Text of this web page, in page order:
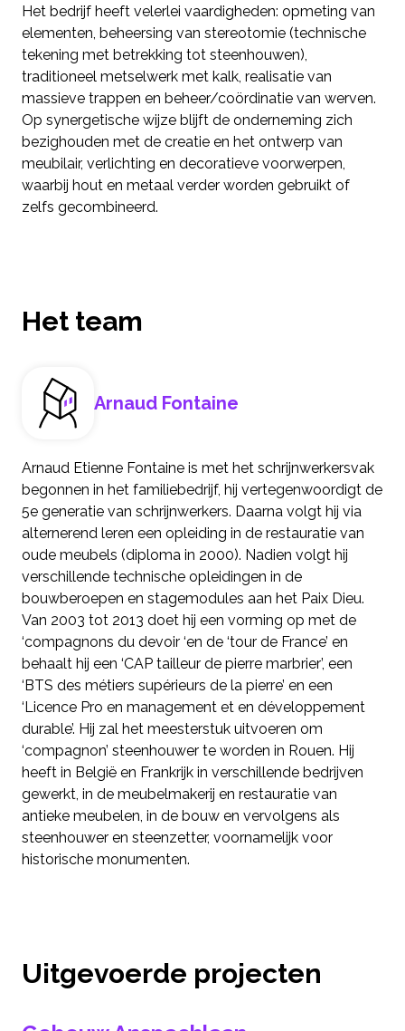
Het bedrijf heeft velerlei vaardigheden: opmeting van
elementen, beheersing van stereotomie (technische
tekening met betrekking tot steenhouwen),
traditioneel metselwerk met kalk, realisatie van
massieve trappen en beheer/coördinatie van werven.
Op synergetische wijze blijft de onderneming zich
bezighouden met de creatie en het ontwerp van
meubilair, verlichting en decoratieve voorwerpen,
waarbij hout en metaal verder worden gebruikt of
zelfs gecombineerd.
Het team
Arnaud Fontaine
Arnaud Etienne Fontaine is met het schrijnwerkersvak
begonnen in het familiebedrijf, hij vertegenwoordigt de
5e generatie van schrijnwerkers. Daarna volgt hij via
alternerend leren een opleiding in de restauratie van
oude meubels (diploma in 2000). Nadien volgt hij
verschillende technische opleidingen in de
bouwberoepen en stagemodules aan het Paix Dieu.
Van 2003 tot 2013 doet hij een vorming op met de
‘compagnons du devoir ‘en de ‘tour de France’ en
behaalt hij een ‘CAP tailleur de pierre marbrier’, een
‘BTS des métiers supérieurs de la pierre’ en een
‘Licence Pro en management et en développement
durable’. Hij zal het meesterstuk uitvoeren om
‘compagnon’ steenhouwer te worden in Rouen. Hij
heeft in België en Frankrijk in verschillende bedrijven
gewerkt, in de meubelmakerij en restauratie van
antieke meubelen, in de bouw en vervolgens als
steenhouwer en steenzetter, voornamelijk voor
historische monumenten.
Uitgevoerde projecten